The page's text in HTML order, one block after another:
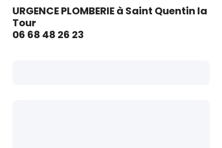
URGENCE PLOMBERIE à Saint Quentin la
Tour
06 68 48 26 23